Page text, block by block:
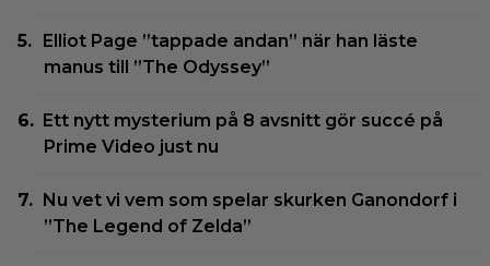
Elliot Page ”tappade andan” när han läste
manus till ”The Odyssey”
Ett nytt mysterium på 8 avsnitt gör succé på
Prime Video just nu
Nu vet vi vem som spelar skurken Ganondorf i
”The Legend of Zelda”